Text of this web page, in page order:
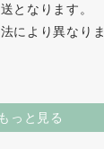
となります。
により異なり
もっと見る